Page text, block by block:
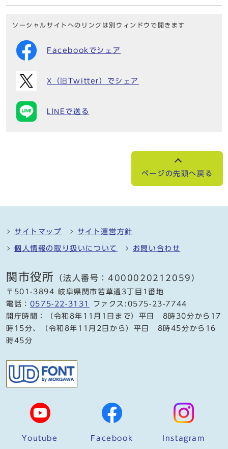
ソーシャルサイトへのリンクは別ウィンドウで開きます
Facebookでシェア
X（旧Twitter）でシェア
LINEで送る
ページの先頭へ戻る
サイトマップ サイト運営方針
個人情報の取り扱いについて お問い合わせ
関市役所 （法人番号：4000020212059）
〒501-3894 岐阜県関市若草通3丁目1番地
電話： 0575-22-3131
ファクス:0575-23-7744
開庁時間：（令和8年11月1日まで）平日 8時30分から17
時15分、（令和8年11月2日から）平日 8時45分から16
時45分
Youtube Facebook Instagram